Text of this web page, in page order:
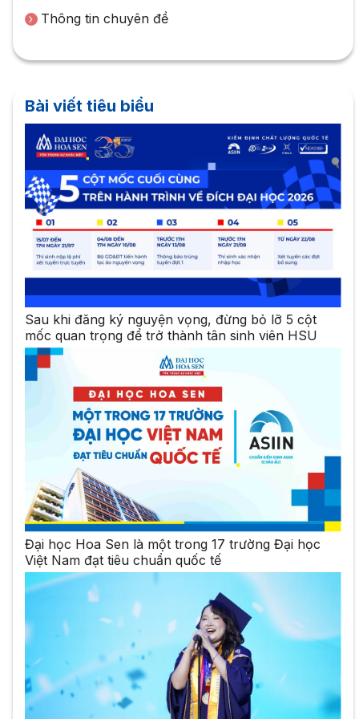
Thông tin chuyên đề
Bài viết tiêu biểu
Sau khi đăng ký nguyện vọng, đừng bỏ lỡ 5 cột
mốc quan trọng để trở thành tân sinh viên HSU
Đại học Hoa Sen là một trong 17 trường Đại học
Việt Nam đạt tiêu chuẩn quốc tế